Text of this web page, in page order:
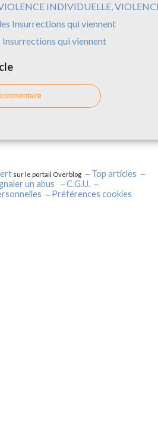
INDIVIDUELLE,
Insurrections qui viennent
sur le portail Overblog
Top articles
un abus
C.G.U.
Préférences cookies